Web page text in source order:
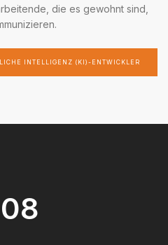
die es gewohnt sind,
INTELLIGENZ (KI)-ENTWICKLER